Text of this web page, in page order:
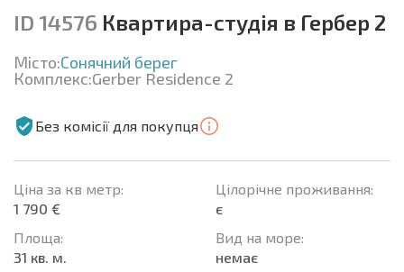
ID 14576 Квартира-студія в Гербер 2
Місто:Сонячний берег
Комплекс:Gerber Residence 2
Без комісії для покупця
Ціна за кв метр:
1 790 €
Площа:
31 кв. м.
Цілорічне проживання:
є
Вид на море:
немає